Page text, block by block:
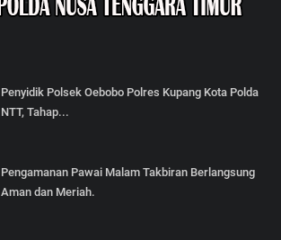
Penyidik Polsek Oebobo Polres Kupang Kota Polda
NTT, Tahap...
Pengamanan Pawai Malam Takbiran Berlangsung
Aman dan Meriah.